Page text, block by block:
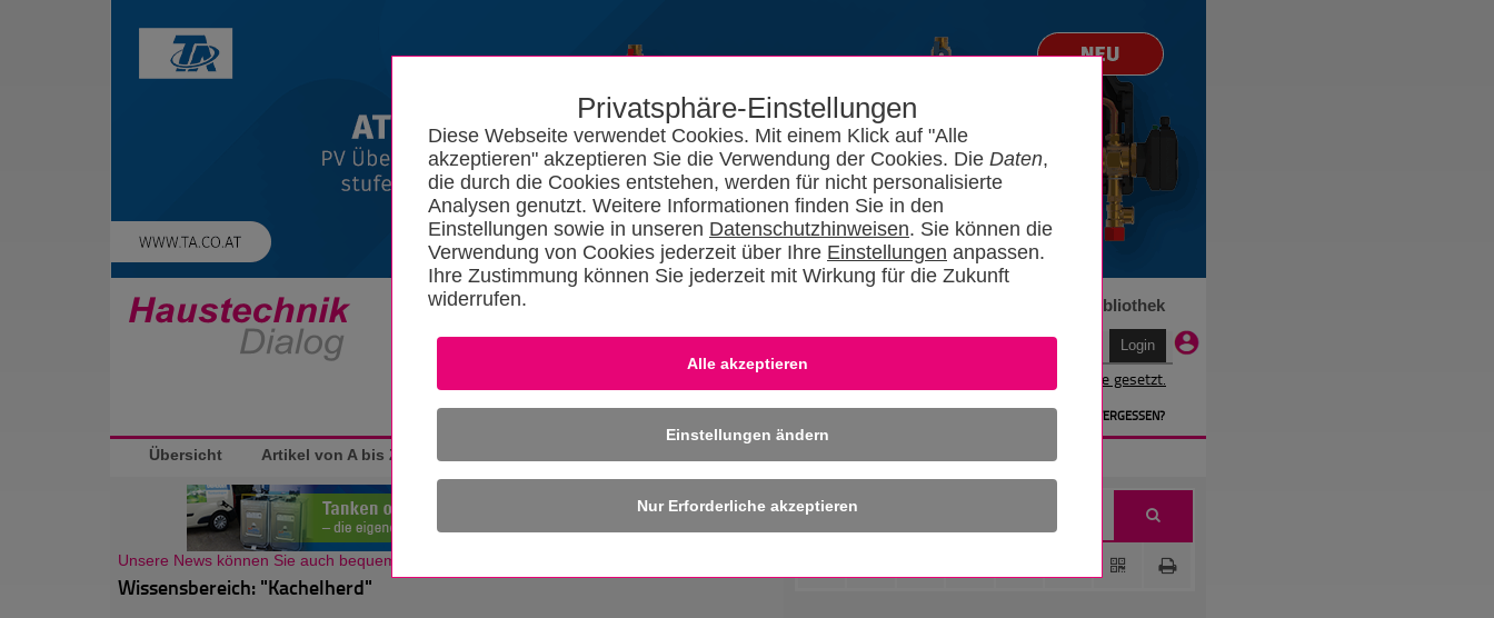
Privatsphäre-Einstellungen
Diese Webseite verwendet Cookies. Mit einem Klick auf "Alle
akzeptieren" akzeptieren Sie die Verwendung der Cookies. Die Daten,
die durch die Cookies entstehen, werden für nicht personalisierte
Analysen genutzt. Weitere Informationen finden Sie in den
Einstellungen sowie in unseren Datenschutzhinweisen. Sie können die
Verwendung von Cookies jederzeit über Ihre Einstellungen anpassen.
Ihre Zustimmung können Sie jederzeit mit Wirkung für die Zukunft
widerrufen.
Einstellungen ändern
Startseite News Bibliothek
Dafür wird ein Cookie gesetzt.
» PASSWORT VERGESSEN?
Übersicht Artikel von A bis Z
Unsere News können Sie auch bequem als Newsletter erhalten!
Wissensbereich: "Kachelherd"